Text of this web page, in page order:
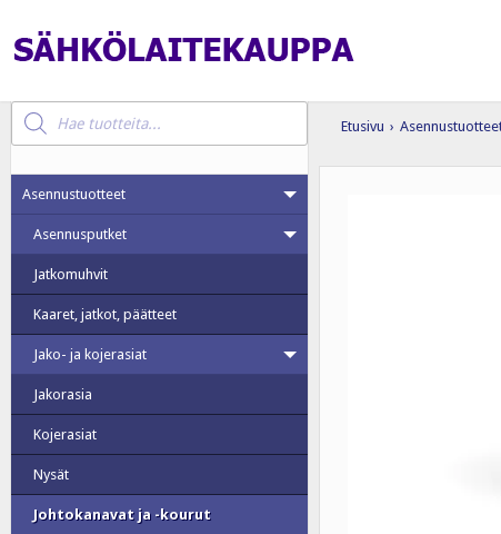
Etusivu ›
Products
search
Asennustuotteet
Asennusputket
Jatkomuhvit
Kaaret, jatkot, päätteet
Jako- ja kojerasiat
Jakorasia
Kojerasiat
Nysät
Johtokanavat ja -kourut